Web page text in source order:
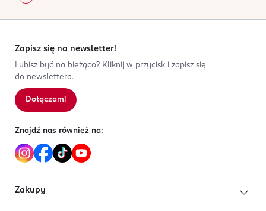
Zapisz się na newsletter!
Lubisz być na bieżąco? Kliknij w przycisk i zapisz się
do newslettera.
Dołączam!
Znajdź nas również na:
Zakupy